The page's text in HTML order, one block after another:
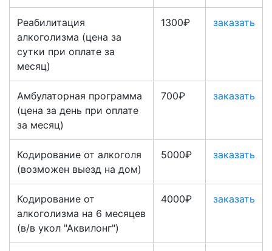
Реабилитация
алкоголизма (цена за
сутки при оплате за
месяц)
1300₽ заказать
Амбулаторная программа
(цена за день при оплате
за месяц)
700₽ заказать
Кодирование от алкоголя
(возможен выезд на дом)
5000₽ заказать
Кодирование от
алкоголизма на 6 месяцев
(в/в укол "Аквилонг")
4000₽ заказать